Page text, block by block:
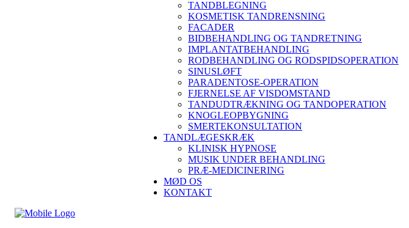
TANDBLEGNING
KOSMETISK TANDRENSNING
FACADER
BIDBEHANDLING OG TANDRETNING
IMPLANTATBEHANDLING
RODBEHANDLING OG RODSPIDSOPERATION
SINUSLØFT
PARADENTOSE-OPERATION
FJERNELSE AF VISDOMSTAND
TANDUDTRÆKNING OG TANDOPERATION
KNOGLEOPBYGNING
SMERTEKONSULTATION
TANDLÆGESKRÆK
KLINISK HYPNOSE
MUSIK UNDER BEHANDLING
PRÆ-MEDICINERING
MØD OS
KONTAKT